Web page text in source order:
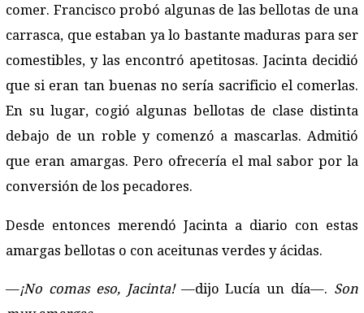
comer. Francisco probó algunas de las bellotas de una
carrasca, que estaban ya lo bastante maduras para ser
comestibles, y las encontró apetitosas. Jacinta decidió
que si eran tan buenas no sería sacrificio el comerlas.
En su lugar, cogió algunas bellotas de clase distinta
debajo de un roble y comenzó a mascarlas. Admitió
que eran amargas. Pero ofrecería el mal sabor por la
conversión de los pecadores.
Desde entonces merendó Jacinta a diario con estas
amargas bellotas o con aceitunas verdes y ácidas.
—¡No comas eso, Jacinta!—dijo Lucía un día—. Son